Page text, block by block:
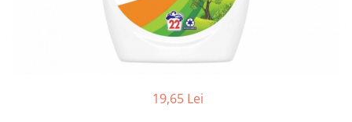
Produse pentru coafat
19,65 Lei